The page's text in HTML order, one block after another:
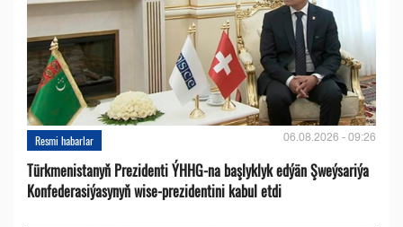
Resmi habarlar 06.08.2026 - 09:26
Türkmenistanyň Prezidenti ÝHHG-na başlyklyk edýän Şweýsariýa
Konfederasiýasynyň wise-prezidentini kabul etdi